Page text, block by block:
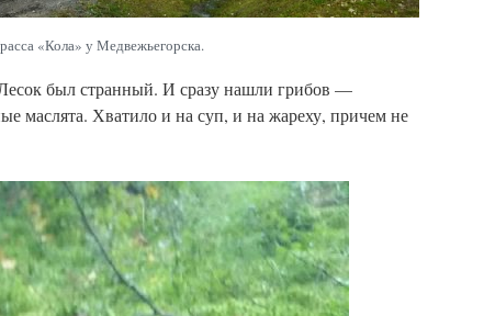
«Кола» у Медвежьегорска.
был странный. И сразу нашли грибов —
маслята. Хватило и на суп, и на жареху, причем не